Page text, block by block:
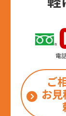
電
ご
お